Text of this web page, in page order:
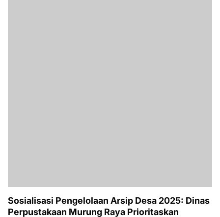
Sosialisasi Pengelolaan Arsip Desa 2025: Dinas
Perpustakaan Murung Raya Prioritaskan